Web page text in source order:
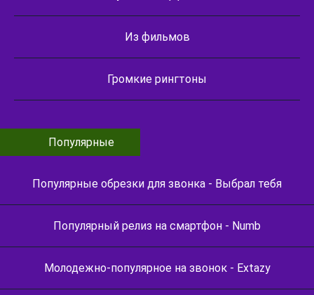
Из фильмов
Громкие рингтоны
Популярные
Популярные обрезки для звонка - Выбрал тебя
Популярный релиз на смартфон - Numb
Молодежно-популярное на звонок - Extazy